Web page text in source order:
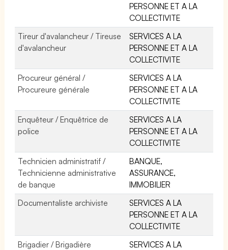
PERSONNE ET A LA
COLLECTIVITE
Tireur d'avalancheur / Tireuse
d'avalancheur
SERVICES A LA
PERSONNE ET A LA
COLLECTIVITE
Procureur général /
Procureure générale
SERVICES A LA
PERSONNE ET A LA
COLLECTIVITE
Enquêteur / Enquêtrice de
police
SERVICES A LA
PERSONNE ET A LA
COLLECTIVITE
Technicien administratif /
Technicienne administrative
de banque
BANQUE,
ASSURANCE,
IMMOBILIER
Documentaliste archiviste
SERVICES A LA
PERSONNE ET A LA
COLLECTIVITE
Brigadier / Brigadière
SERVICES A LA